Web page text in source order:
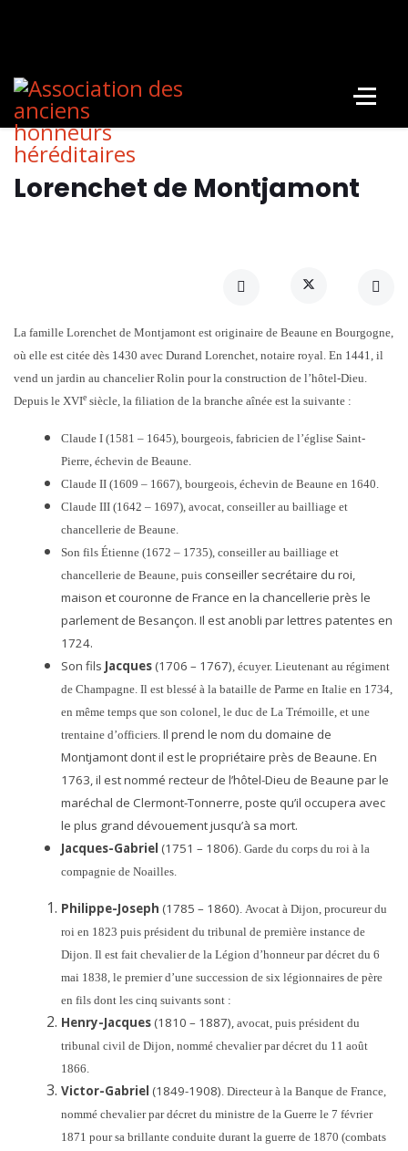
Lorenchet de Montjamont
La famille Lorenchet de Montjamont est originaire de Beaune en Bourgogne,
où elle est citée dès 1430 avec Durand Lorenchet, notaire royal. En 1441, il
vend un jardin au chancelier Rolin pour la construction de l’hôtel-Dieu.
Depuis le XVIe siècle, la filiation de la branche aînée est la suivante :
Claude I (1581 – 1645), bourgeois, fabricien de l’église Saint-
Pierre, échevin de Beaune.
Claude II (1609 – 1667), bourgeois, échevin de Beaune en 1640.
Claude III (1642 – 1697), avocat, conseiller au bailliage et
chancellerie de Beaune.
Son fils Étienne (1672 – 1735), conseiller au bailliage et
chancellerie de Beaune, puis conseiller secrétaire du roi,
maison et couronne de France en la chancellerie près le
parlement de Besançon. Il est anobli par lettres patentes en
1724.
Son fils Jacques(1706 – 1767) écuyer. Lieutenant au régiment
de Champagne. Il est blessé à la bataille de Parme en Italie en 1734,
en même temps que son colonel, le duc de La Trémoille, et une
trentaine d’officiers. Il prend le nom du domaine de
Montjamont dont il est le propriétaire près de Beaune. En
1763, il est nommé recteur de l’hôtel-Dieu de Beaune par le
maréchal de Clermont-Tonnerre, poste qu’il occupera avec
le plus grand dévouement jusqu’à sa mort.
Jacques-Gabriel (1751 – 1806) Garde du corps du roi à la
compagnie de Noailles.
Philippe-Joseph (1785 – 1860) Avocat à Dijon, procureur du
roi en 1823 puis président du tribunal de première instance de
Dijon. Il est fait chevalier de la Légion d’honneur par décret du 6
mai 1838, le premier d’une succession de six légionnaires de père
en fils dont les cinq suivants sont :
Henry-Jacques(1810 – 1887), avocat, puis président du
tribunal civil de Dijon, nommé chevalier par décret du 11 août
1866.
Victor-Gabriel (1849-1908) Directeur à la Banque de France,
nommé chevalier par décret du ministre de la Guerre le 7 février
1871 pour sa brillante conduite durant la guerre de 1870 (combats